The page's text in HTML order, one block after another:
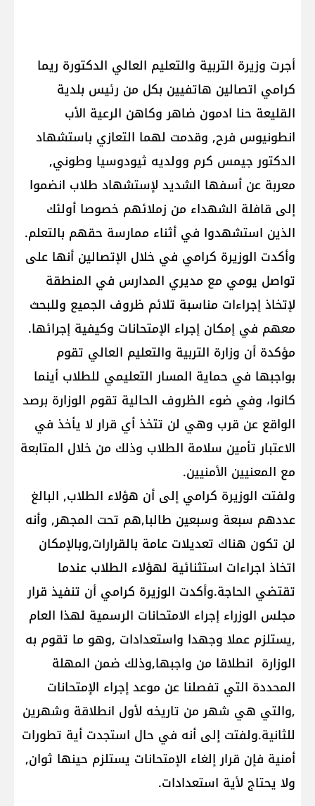
أجرت وزيرة التربية والتعليم العالي الدكتورة ريما
كرامي اتصالين هاتفيين بكل من رئيس بلدية
القليعة حنا ادمون ضاهر وكاهن الرعية الأب
انطونيوس فرح, وقدمت لهما التعازي باستشهاد
الدكتور جيمس كرم وولديه ثيودوسيا وطوني,
معربة عن أسفها الشديد لإستشهاد طلاب انضموا
إلى قافلة الشهداء من زملائهم خصوصا أولئك
الذين استشهدوا في أثناء ممارسة حقهم بالتعلم.
وأكدت الوزيرة كرامي في خلال الإتصالين أنها على
تواصل يومي مع مديري المدارس في المنطقة
لإتخاذ إجراءات مناسبة تلائم ظروف الجميع وللبحث
معهم في إمكان إجراء الإمتحانات وكيفية إجرائها.
مؤكدة أن وزارة التربية والتعليم العالي تقوم
بواجبها في حماية المسار التعليمي للطلاب أينما
كانوا، وفي ضوء الظروف الحالية تقوم الوزارة برصد
الواقع عن قرب وهي لن تتخذ أي قرار لا يأخذ في
الاعتبار تأمين سلامة الطلاب وذلك من خلال المتابعة
مع المعنيين الأمنيين.
ولفتت الوزيرة كرامي إلى أن هؤلاء الطلاب, البالغ
عددهم سبعة وسبعين طالبا,هم تحت المجهر, وأنه
لن تكون هناك تعديلات عامة بالقرارات,وبالإمكان
اتخاذ اجراءات استثنائية لهؤلاء الطلاب عندما
تقتضي الحاجة.وأكدت الوزيرة كرامي أن تنفيذ قرار
مجلس الوزراء إجراء الامتحانات الرسمية لهذا العام
,يستلزم عملا وجهدا واستعدادات ,وهو ما تقوم به
الوزارة انطلاقا من واجبها,وذلك ضمن المهلة
المحددة التي تفصلنا عن موعد إجراء الإمتحانات
,والتي هي شهر من تاريخه لأول انطلاقة وشهرين
للثانية.ولفتت إلى أنه في حال استجدت أية تطورات
أمنية فإن قرار إلغاء الإمتحانات يستلزم حينها ثوان,
ولا يحتاج لأية استعدادات.